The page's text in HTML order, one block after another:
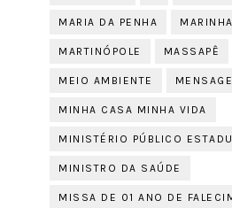
MARIA DA PENHA
MARTINÓPOLE MASSAPÊ
MEIO AMBIENTE
MINHA CASA MINHA VIDA
MINISTÉRIO PÚBLICO
MINISTRO DA SAÚDE
MISSA DE 01 ANO DE